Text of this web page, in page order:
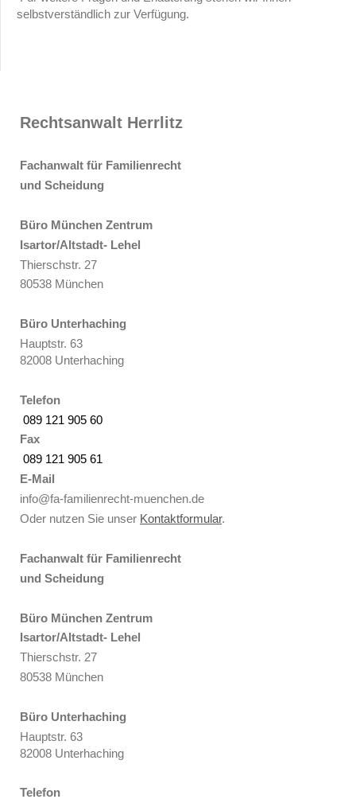
selbstverständlich zur Verfügung.
Rechtsanwalt Herrlitz
Fachanwalt für Familienrecht
und Scheidung
Büro München Zentrum
Isartor/Altstadt- Lehel
Thierschstr. 27
80538 München
Büro Unterhaching
Hauptstr. 63
82008 Unterhaching
Telefon
089 121 905 60
Fax
089 121 905 61
E-Mail
info@fa-familienrecht-muenchen.de
Oder nutzen Sie unser Kontaktformular.
Fachanwalt für Familienrecht
und Scheidung
Büro München Zentrum
Isartor/Altstadt- Lehel
Thierschstr. 27
80538 München
Büro Unterhaching
Hauptstr. 63
82008 Unterhaching
Telefon